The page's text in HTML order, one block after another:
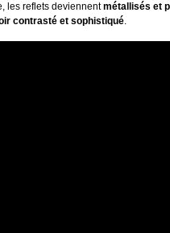
les reflets deviennentmétallisés et
contrasté et sophistiqué.